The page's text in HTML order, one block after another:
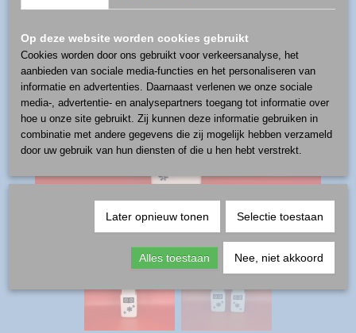
Op deze website worden cookies gebruikt
Cookies worden door ons gebruikt voor verkeersanalyse, het
aanbieden van sociale media-functies en het personaliseren van
informatie en advertenties. Daarnaast verlenen we onze sociale
media-, advertentie- en analysepartners toegang tot informatie over
hoe u onze site gebruikt. Zij kunnen deze informatie gebruiken in
combinatie met andere gegevens die zij mogelijk hebben verzameld
door uw gebruik van hun diensten of die u hen hebt verstrekt.
Later opnieuw tonen Selectie toestaan
Alles toestaan Nee, niet akkoord